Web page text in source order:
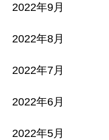
2022年9月
2022年8月
2022年7月
2022年6月
2022年5月